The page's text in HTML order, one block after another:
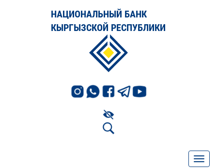
НАЦИОНАЛЬНЫЙ БАНК
КЫРГЫЗСКОЙ РЕСПУБЛИКИ